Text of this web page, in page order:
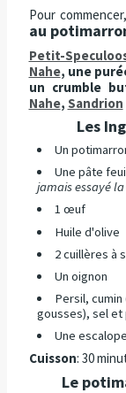
Pour
au
Petit-
Nahe, une
un crumble
Nahe, Sandrion
Les
Un
Une pâte
jamais essayé
1 œuf
Huile d'olive
2 cuillères à
Un oignon
Persil, cumin
gousses), sel et
Une
Cuisson: 30
Le